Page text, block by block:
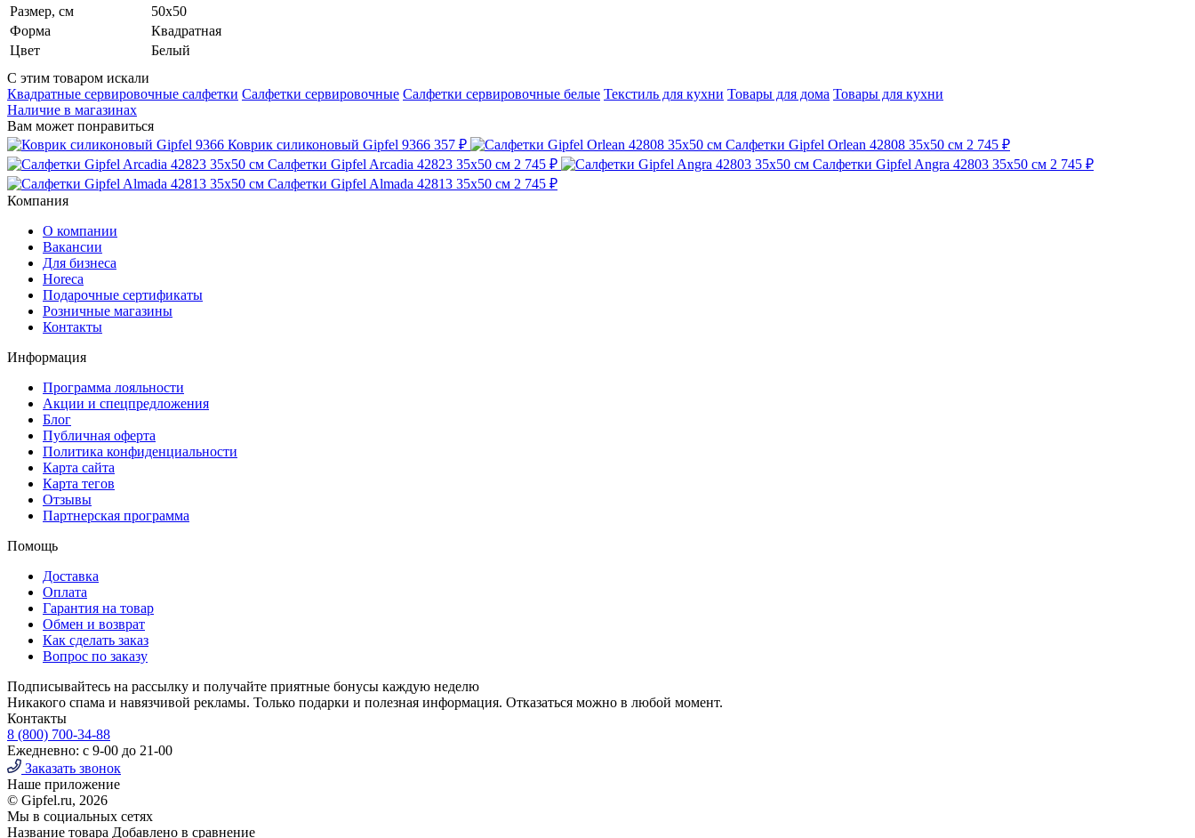
Размер, см
50x50
Форма
Квадратная
Цвет
Белый
С этим товаром искали
Квадратные сервировочные салфетки Салфетки сервировочные Салфетки сервировочные белые Текстиль для кухни Товары для дома Товары для кухни
Наличие в магазинах
Вам может понравиться
Коврик силиконовый Gipfel 9366 357 ₽ Салфетки Gipfel Orlean 42808 35x50 см 2 745 ₽
Салфетки Gipfel Arcadia 42823 35x50 см 2 745 ₽ Салфетки Gipfel Angra 42803 35x50 см 2 745 ₽
Салфетки Gipfel Almada 42813 35x50 см 2 745 ₽
Компания
О компании
Вакансии
Для бизнеса
Horeca
Подарочные сертификаты
Розничные магазины
Контакты
Информация
Программа лояльности
Акции и спецпредложения
Блог
Публичная оферта
Политика конфиденциальности
Карта сайта
Карта тегов
Отзывы
Партнерская программа
Помощь
Доставка
Оплата
Гарантия на товар
Обмен и возврат
Как сделать заказ
Вопрос по заказу
Подписывайтесь на рассылку и получайте приятные бонусы каждую неделю
Никакого спама и навязчивой рекламы. Только подарки и полезная информация. Отказаться можно в любой момент.
Контакты
8 (800) 700-34-88
Ежедневно: с 9-00 до 21-00
Заказать звонок
Наше приложение
© Gipfel.ru, 2026
Мы в социальных сетях
Название товара Добавлено в сравнение